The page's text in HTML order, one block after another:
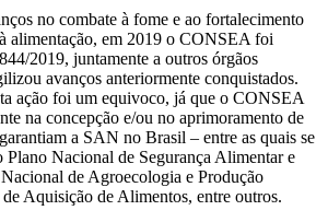
no combate à fome e ao fortalecimento
alimentação, em 2019 o CONSEA foi
2019, juntamente a outros órgãos
avanços anteriormente conquistados.
ação foi um equivoco, já que o CONSEA
na concepção e/ou no aprimoramento de
a SAN no Brasil – entre as quais se
Plano Nacional de Segurança Alimentar e
de Agroecologia e Produção
Aquisição de Alimentos, entre outros.